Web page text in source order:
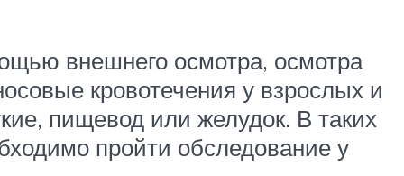
внешнего осмотра, осмотра
кровотечения у взрослых и
пищевод или желудок. В таких
пройти обследование у